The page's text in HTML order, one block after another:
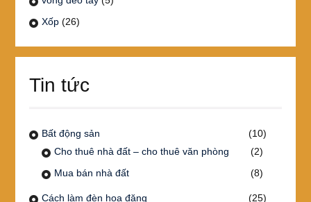
Xốp (26)
Tin tức
Bất động sản
(10)
Cho thuê nhà đất – cho thuê văn phòng
(2)
Mua bán nhà đất
(8)
Cách làm đèn hoa đăng (25)